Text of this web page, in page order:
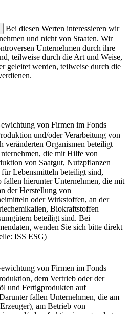
Bei diesen Werten interessieren wir
und nicht von Staaten. Wir
Unternehmen durch ihre
teilweise durch die Art und Weise,
geleitet werden, teilweise durch die
von Firmen im Fonds
und/oder Verarbeitung von
veränderten Organismen beteiligt
die mit Hilfe von
von Saatgut, Nutzpflanzen
Lebensmitteln beteiligt sind,
fallen hierunter Unternehmen, die mit
der Herstellung von
oder Wirkstoffen, an der
Biokraftstoffen
beteiligt sind. Bei
wenden Sie sich bitte direkt
ISS ESG)
von Firmen im Fonds
dem Vertrieb oder der
und Fertigprodukten auf
fallen Unternehmen, die am
am Betrieb von